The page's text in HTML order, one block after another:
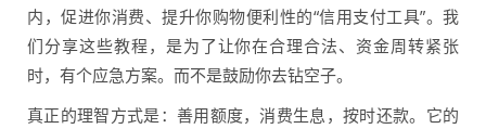
内，促进你消费、提升你购物便利性的“信用支付工具”。我
们分享这些教程，是为了让你在合理合法、资金周转紧张
时，有个应急方案。而不是鼓励你去钻空子。
真正的理智方式是：善用额度，消费生息，按时还款。它的